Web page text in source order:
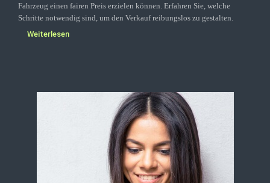
Fahrzeug einen fairen Preis erzielen können. Erfahren Sie, welche
Schritte notwendig sind, um den Verkauf reibungslos zu gestalten.
Weiterlesen